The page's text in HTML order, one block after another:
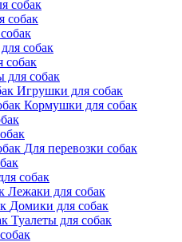
собак
собак
собак
собак
собак
Игрушки для собак
Кормушки для собак
Для перевозки собак
собак
Лежаки для собак
Домики для собак
Туалеты для собак